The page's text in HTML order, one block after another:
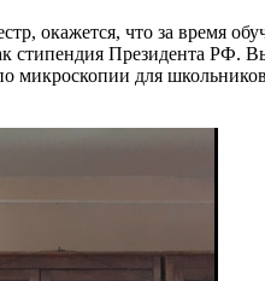
окажется, что за время
стипендия Президента
микроскопии для